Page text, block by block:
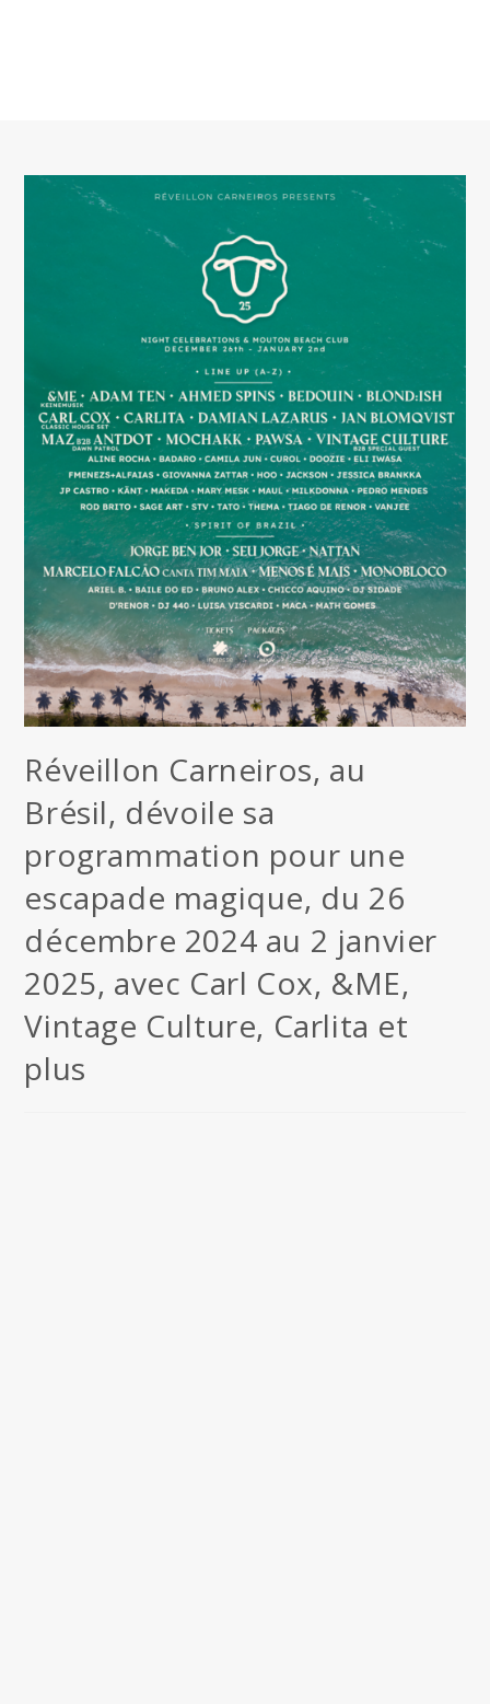
Réveillon Carneiros, au
Brésil, dévoile sa
programmation pour une
escapade magique, du 26
décembre 2024 au 2 janvier
2025, avec Carl Cox, &ME,
Vintage Culture, Carlita et
plus